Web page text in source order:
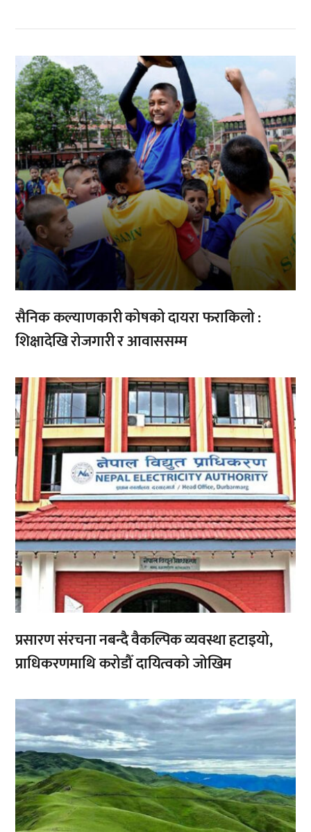
,
सैनिक कल्याणकारी कोषको दायरा फराकिलो :
शिक्षादेखि रोजगारी र आवाससम्म
,
प्रसारण संरचना नबन्दै वैकल्पिक व्यवस्था हटाइयो,
प्राधिकरणमाथि करोडौँ दायित्वको जोखिम
,